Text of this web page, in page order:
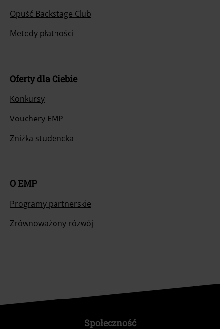
Opuść Backstage Club
Metody płatności
Oferty dla Ciebie
Konkursy
Vouchery EMP
Zniżka studencka
O EMP
Programy partnerskie
Zrównoważony rózwój
Społeczność